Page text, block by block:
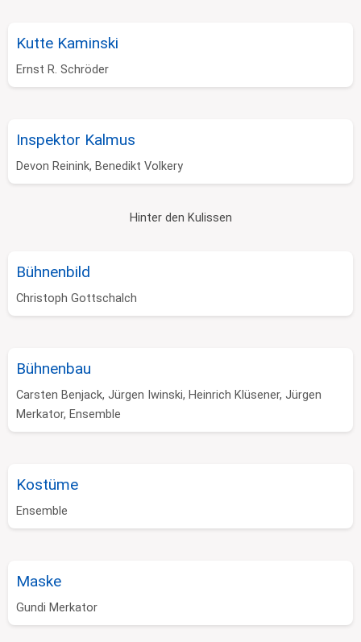
Kutte Kaminski
Ernst R. Schröder
Inspektor Kalmus
Devon Reinink, Benedikt Volkery
Hinter den Kulissen
Bühnenbild
Christoph Gottschalch
Bühnenbau
Carsten Benjack, Jürgen Iwinski, Heinrich Klüsener, Jürgen
Merkator, Ensemble
Kostüme
Ensemble
Maske
Gundi Merkator